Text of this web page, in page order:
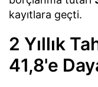
kayıtlara geçti.
2 Yıllık
41,8'e